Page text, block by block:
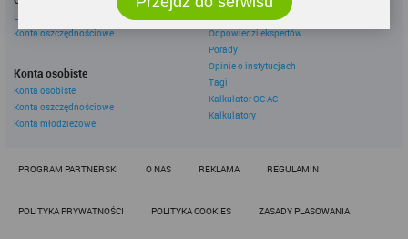
Lokaty
Konta oszczędnościowe
Konta osobiste
Konta osobiste
Konta oszczędnościowe
Konta młodzieżowe
Odpowiedzi ekspertów
Porady
Opinie o instytucjach
Tagi
Kalkulator OC AC
Kalkulatory
PROGRAM PARTNERSKI O NAS REKLAMA REGULAMIN
POLITYKA PRYWATNOŚCI POLITYKA COOKIES ZASADY PLASOWANIA
określenia w ustawieniach przeglądarki każdego użytkownika. Bez
wprowadzenia zmian ustawień, informacje w plikach cookies mogą
być zapisywane w pamięci Twojego urządzenia.
Administratorem danych pozyskiwanych w technologii cookies jest
spółka Rankomat.pl Sp. z o.o. (dawniej: Rankomat Sp. z o. o. Sp.
k.) z siedzibą w Warszawie, ul. Wolska 88, 01 - 141 Warszawa.
Możesz jako użytkownik w każdym czasie skontaktować się z
administratorem pod adresem bok@ebroker.pl, jak również wyrazić
obowiązującym prawem (zgodnie z tzw. RODO) w ramach tzw.
dostosowanie usług, świadczonych w ramach serwisu do potrzeb